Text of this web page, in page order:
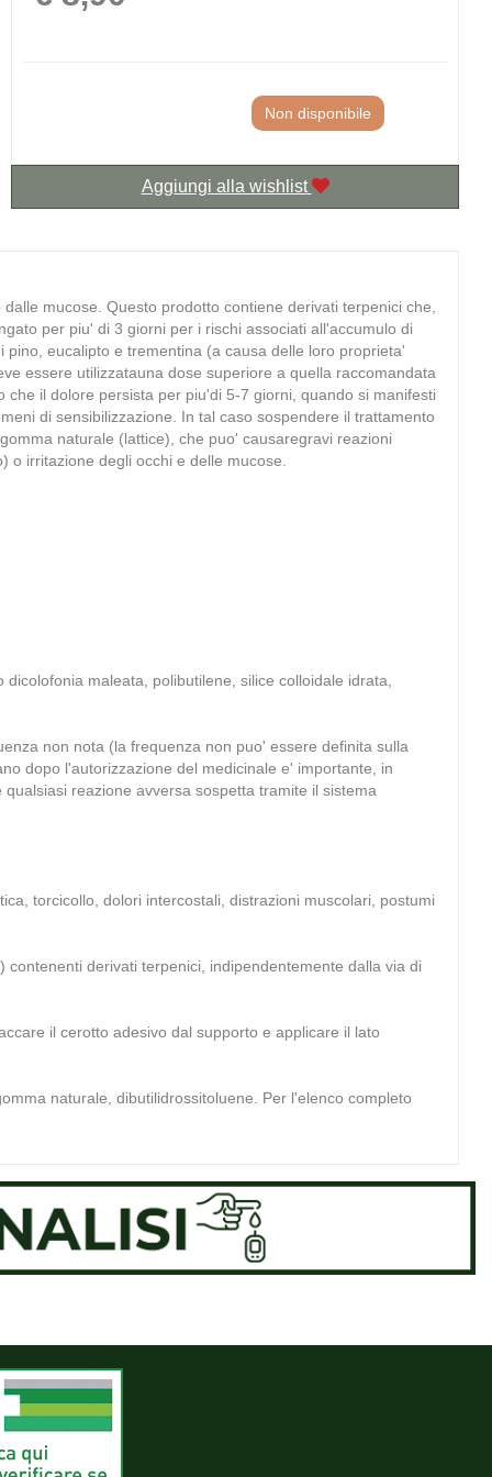
Non disponibile
Aggiungi alla wishlist
mucose. Questo prodotto contiene derivati terpenici che,
per piu' di 3 giorni per i rischi associati all'accumulo di
eucalipto e trementina (a causa delle loro proprieta'
essere utilizzatauna dose superiore a quella raccomandata
il dolore persista per piu'di 5-7 giorni, quando si manifesti
di sensibilizzazione. In tal caso sospendere il trattamento
naturale (lattice), che puo' causaregravi reazioni
irritazione degli occhi e delle mucose.
maleata, polibutilene, silice colloidale idrata,
non nota (la frequenza non puo' essere definita sulla
dopo l'autorizzazione del medicinale e' importante, in
reazione avversa sospetta tramite il sistema
torcicollo, dolori intercostali, distrazioni muscolari, postumi
derivati terpenici, indipendentemente dalla via di
il cerotto adesivo dal supporto e applicare il lato
naturale, dibutilidrossitoluene. Per l'elenco completo